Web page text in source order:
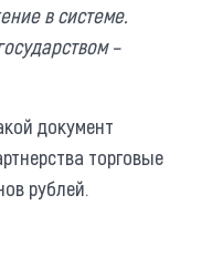
в системе.
–
документ
торговые
рублей.